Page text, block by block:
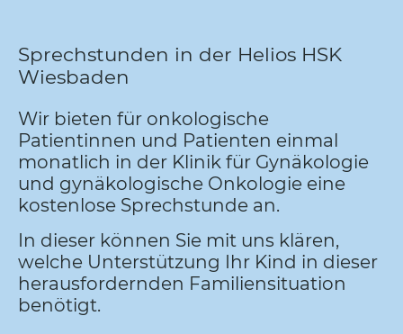
Sprechstunden in der Helios HSK
Wiesbaden
Wir bieten für onkologische
Patientinnen und Patienten einmal
monatlich in der Klinik für Gynäkologie
und gynäkologische Onkologie eine
kostenlose Sprechstunde an.
In dieser können Sie mit uns klären,
welche Unterstützung Ihr Kind in dieser
herausfordernden Familiensituation
benötigt.